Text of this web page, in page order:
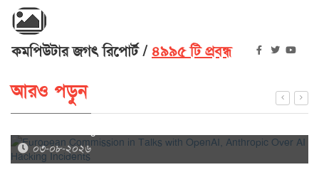
কমপিউটার জগৎ রিপোর্ট ৪৯৯৫ টি প্রবন্ধ
আরও পড়ুন
European Commission in Talks with OpenAI, Anthropic
০৩-০৮-২০২৬